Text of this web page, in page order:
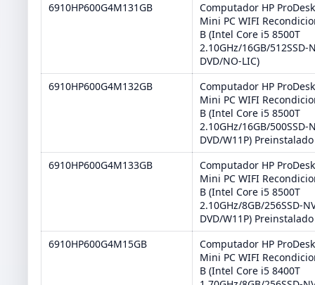
6910HP600G4M131GB
Computador HP
Mini PC WIFI
B (Intel Core i5 8500T
2.10GHz/16GB/512SSD-
DVD/NO-LIC)
6910HP600G4M132GB
Computador HP
Mini PC WIFI
B (Intel Core i5 8500T
2.10GHz/16GB/500SSD-
DVD/W11P) Preinstalado
6910HP600G4M133GB
Computador HP
Mini PC WIFI
B (Intel Core i5 8500T
2.10GHz/8GB/256SSD-
DVD/W11P) Preinstalado
6910HP600G4M15GB
Computador HP
Mini PC WIFI
B (Intel Core i5 8400T